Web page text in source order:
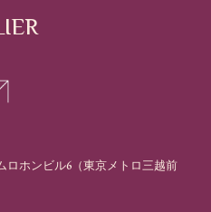
ロホンビル6（東京メトロ三越前